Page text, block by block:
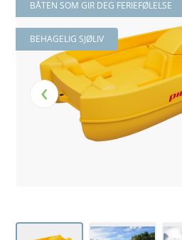
BÅTEN SOM GIR DEG FERIEFØLELSE
BEHAGELIG SJØLIV
‹